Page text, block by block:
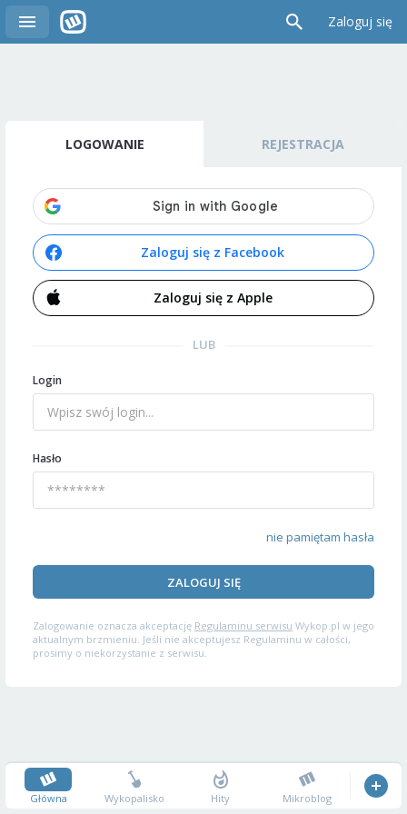
Zaloguj się
LOGOWANIE REJESTRACJA
Zaloguj się z Facebook
Zaloguj się z Apple
LUB
Login
Hasło
nie pamiętam hasła
ZALOGUJ SIĘ
Zalogowanie oznacza akceptację Regulaminu serwisu Wykop.pl w jego
aktualnym brzmieniu. Jeśli nie akceptujesz Regulaminu w całości,
prosimy o niekorzystanie z serwisu.
Główna Wykopalisko Hity Mikroblog